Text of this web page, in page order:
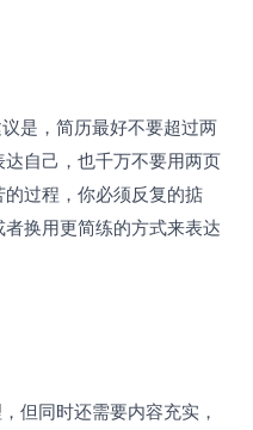
自己，也千万不要用两页
过程，你必须反复的掂
换用更简练的方式来表达